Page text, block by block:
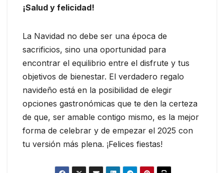
¡Salud y felicidad!
La Navidad no debe ser una época de
sacrificios, sino una oportunidad para
encontrar el equilibrio entre el disfrute y tus
objetivos de bienestar. El verdadero regalo
navideño está en la posibilidad de elegir
opciones gastronómicas que te den la certeza
de que, ser amable contigo mismo, es la mejor
forma de celebrar y de empezar el 2025 con
tu versión más plena. ¡Felices fiestas!